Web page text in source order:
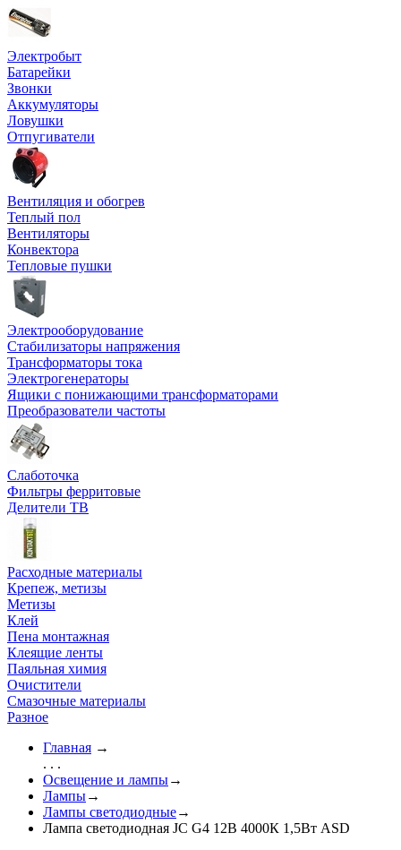
Электробыт
Батарейки
Звонки
Аккумуляторы
Ловушки
Отпугиватели
Вентиляция и обогрев
Теплый пол
Вентиляторы
Конвектора
Тепловые пушки
Электрооборудование
Стабилизаторы напряжения
Трансформаторы тока
Электрогенераторы
Ящики с понижающими трансформаторами
Преобразователи частоты
Слаботочка
Фильтры ферритовые
Делители ТВ
Расходные материалы
Крепеж, метизы
Метизы
Клей
Пена монтажная
Клеящие ленты
Паяльная химия
Очистители
Смазочные материалы
Разное
Главная →
. . .
Освещение и лампы→
Лампы→
Лампы светодиодные→
Лампа светодиодная JC G4 12В 4000К 1,5Вт ASD